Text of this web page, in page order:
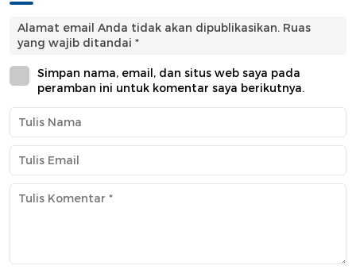
Alamat email Anda tidak akan dipublikasikan. Ruas
yang wajib ditandai *
Simpan nama, email, dan situs web saya pada
peramban ini untuk komentar saya berikutnya.